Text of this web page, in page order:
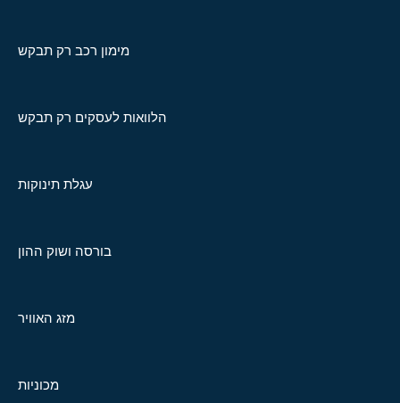
מימון רכב רק תבקש
הלוואות לעסקים רק תבקש
עגלת תינוקות
בורסה ושוק ההון
מזג האוויר
מכוניות